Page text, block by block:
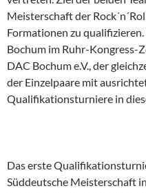
Meisterschaft der
Formationen zu
Bochum im Ruhr-Kongress-
DAC Bochum e.V., der
der Einzelpaare mit
Qualifikationsturniere in
Das erste
Süddeutsche Meisterschaft